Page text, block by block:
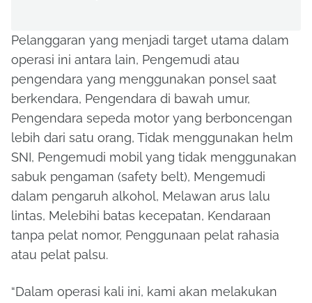
Pelanggaran yang menjadi target utama dalam
operasi ini antara lain, Pengemudi atau
pengendara yang menggunakan ponsel saat
berkendara, Pengendara di bawah umur,
Pengendara sepeda motor yang berboncengan
lebih dari satu orang, Tidak menggunakan helm
SNI, Pengemudi mobil yang tidak menggunakan
sabuk pengaman (safety belt), Mengemudi
dalam pengaruh alkohol, Melawan arus lalu
lintas, Melebihi batas kecepatan, Kendaraan
tanpa pelat nomor, Penggunaan pelat rahasia
atau pelat palsu.
“Dalam operasi kali ini, kami akan melakukan